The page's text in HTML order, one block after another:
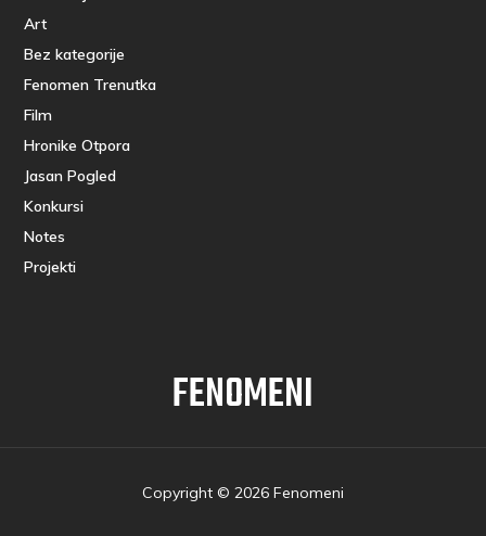
Art
Bez kategorije
Fenomen Trenutka
Film
Hronike Otpora
Jasan Pogled
Konkursi
Notes
Projekti
FENOMENI
Copyright © 2026 Fenomeni